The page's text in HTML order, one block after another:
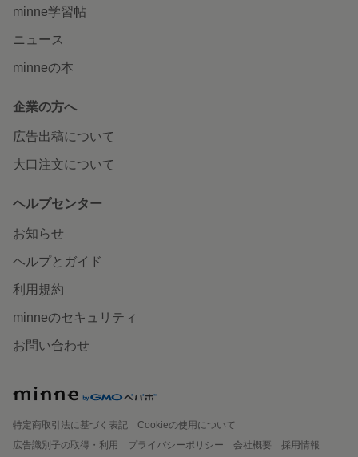
minne学習帖
ニュース
minneの本
企業の方へ
広告出稿について
大口注文について
ヘルプセンター
お知らせ
ヘルプとガイド
利用規約
minneのセキュリティ
お問い合わせ
特定商取引法に基づく表記
Cookieの使用について
広告識別子の取得・利用
プライバシーポリシー 会社概要
採用情報